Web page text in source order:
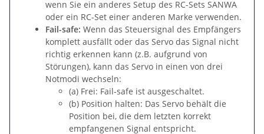
wenn Sie ein anderes Setup des RC-Sets SANWA
oder ein RC-Set einer anderen Marke verwenden.
Fail-safe: Wenn das Steuersignal des Empfängers
komplett ausfällt oder das Servo das Signal nicht
richtig erkennen kann (z.B. aufgrund von
Störungen), kann das Servo in einen von drei
Notmodi wechseln:
(a) Frei: Fail-safe ist ausgeschaltet.
(b) Position halten: Das Servo behält die
Position bei, die dem letzten korrekt
empfangenen Signal entspricht.